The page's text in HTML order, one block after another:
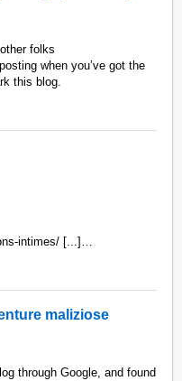
folks
when you’ve got the
this blog.
intimes/ [...]…
maliziose
through Google, and found